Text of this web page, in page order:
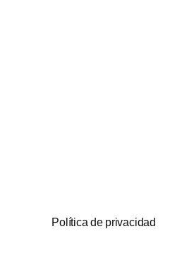
Política de privacidad